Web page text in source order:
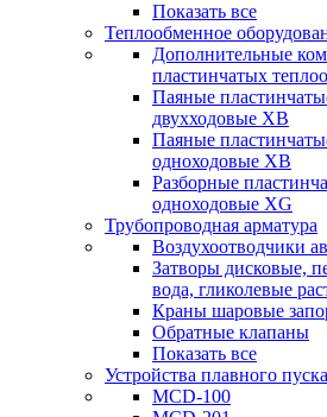
Показать все
Теплообменное
Дополнительные
пластинчатых
Паяные
двухходовые XB
Паяные
одноходовые ХВ
Разборные
одноходовые ХG
Трубопроводная арматура
Воздухоотводчики
Затворы дисковые,
вода, гликолевые
Краны шаровые
Обратные клапаны
Показать все
Устройства плавного пуска
MCD-100